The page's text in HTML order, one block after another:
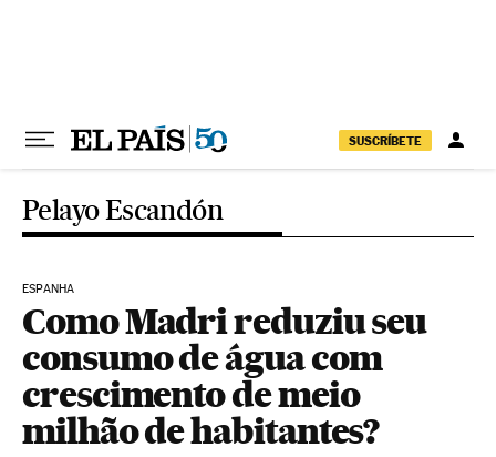
SUSCRÍBETE
Pelayo Escandón
ESPANHA
Como Madri reduziu seu
consumo de água com
crescimento de meio
milhão de habitantes?